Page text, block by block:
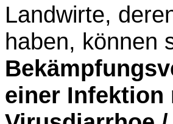
Landwirte,
haben, können
einer Infektion